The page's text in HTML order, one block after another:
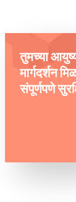
तुमच्या
मार्गदर्शन
संपूर्णपणे